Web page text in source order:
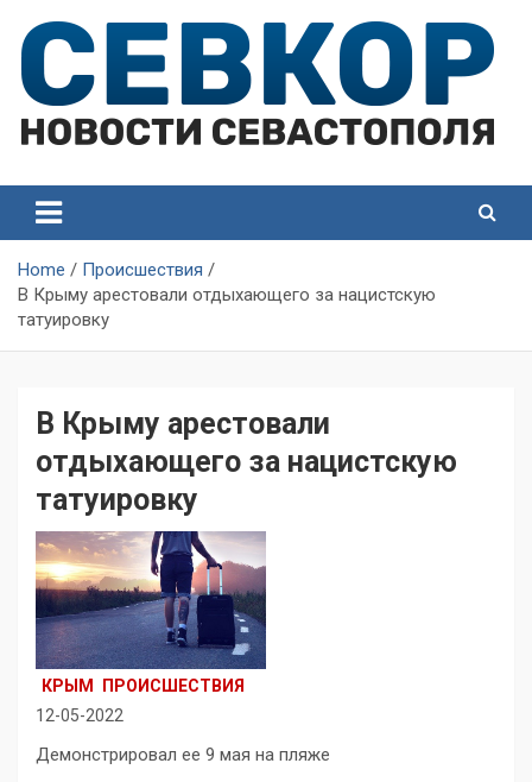
content
Севастополя
Севастополя
Home
Происшествия
В Крыму арестовали отдыхающего за нацистскую
татуировку
В Крыму арестовали
отдыхающего за нацистскую
татуировку
КРЫМ
ПРОИСШЕСТВИЯ
12-05-2022
Демонстрировал ее 9 мая на пляже